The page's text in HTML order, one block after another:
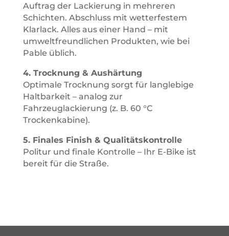
Auftrag der Lackierung in mehreren
Schichten. Abschluss mit wetterfestem
Klarlack. Alles aus einer Hand – mit
umweltfreundlichen Produkten, wie bei
Pable üblich.
4. Trocknung & Aushärtung
Optimale Trocknung sorgt für langlebige
Haltbarkeit – analog zur
Fahrzeuglackierung (z. B. 60 °C
Trockenkabine).
5. Finales Finish & Qualitätskontrolle
Politur und finale Kontrolle – Ihr E-Bike ist
bereit für die Straße.